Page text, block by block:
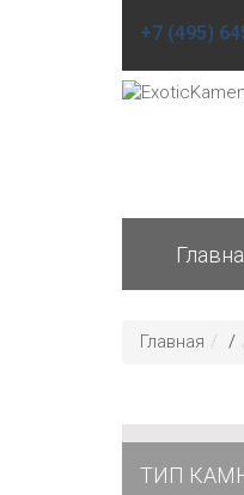
+7 (495)
Главная /
ТИП